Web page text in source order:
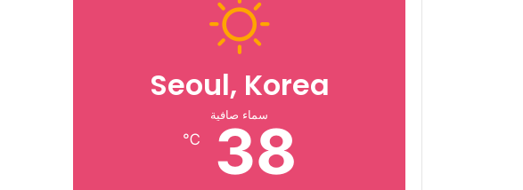
Seoul, Korea
سماء صافية
38
℃